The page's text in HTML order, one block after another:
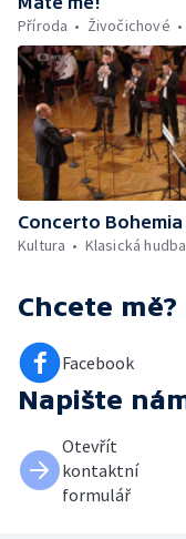
Příroda
Živočichové
Concerto Bohemia
Kultura
Klasická hudba
Chcete mě?
Facebook
Napište
Otevřít
kontaktní
formulář